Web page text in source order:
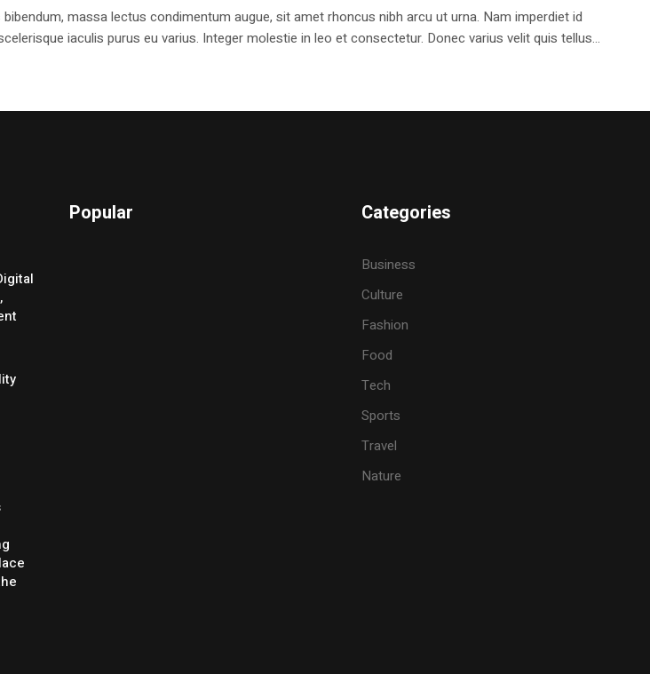
massa lectus condimentum augue, sit amet rhoncus nibh arcu ut urna. Nam imperdiet id
iaculis purus eu varius. Integer molestie in leo et consectetur. Donec varius velit quis tellus...
Popular Categories
Business
Culture
Fashion
Food
Tech
Sports
Travel
Nature